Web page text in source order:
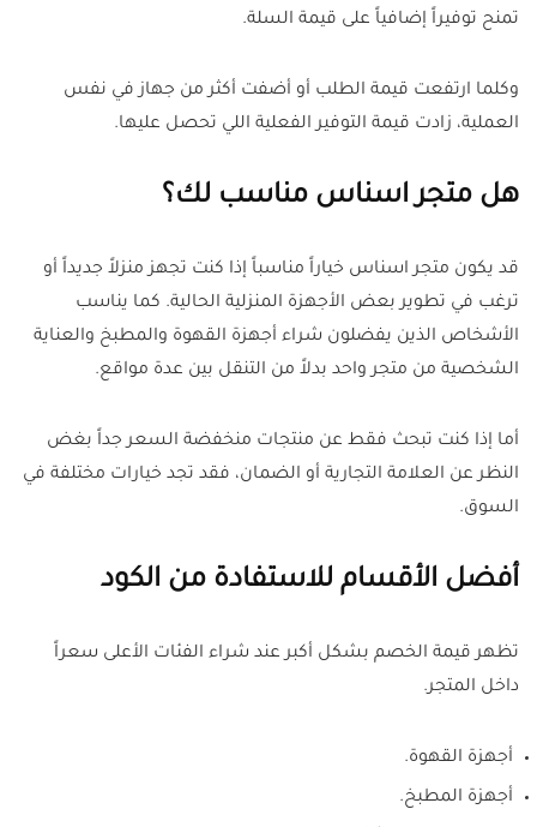
تمنح توفيراً إضافياً على قيمة السلة.
وكلما ارتفعت قيمة الطلب أو أضفت أكثر من جهاز في نفس
العملية، زادت قيمة التوفير الفعلية اللي تحصل عليها.
هل متجر اسناس مناسب لك؟
قد يكون متجر اسناس خياراً مناسباً إذا كنت تجهز منزلاً جديداً أو
ترغب في تطوير بعض الأجهزة المنزلية الحالية. كما يناسب
الأشخاص الذين يفضلون شراء أجهزة القهوة والمطبخ والعناية
الشخصية من متجر واحد بدلاً من التنقل بين عدة مواقع.
أما إذا كنت تبحث فقط عن منتجات منخفضة السعر جداً بغض
النظر عن العلامة التجارية أو الضمان، فقد تجد خيارات مختلفة في
السوق.
أفضل الأقسام للاستفادة من الكود
تظهر قيمة الخصم بشكل أكبر عند شراء الفئات الأعلى سعراً
داخل المتجر.
أجهزة القهوة.
أجهزة المطبخ.